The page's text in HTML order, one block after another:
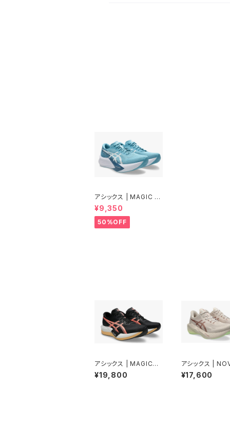
アシックス | MAGIC S
PEED 4 WIDE | STIL
L WATER/WHITE | M
en
¥9,350
50%OFF
アシックス | MAGICSP
EED5 | BLACK/SUNC
ORAL | Unisex
¥19,800
アシックス |
ST6 WIDE |
UST/
¥17,600